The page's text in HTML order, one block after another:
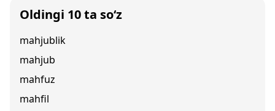
Oldingi 10 ta so‘z
mahjublik
mahjub
mahfuz
mahfil